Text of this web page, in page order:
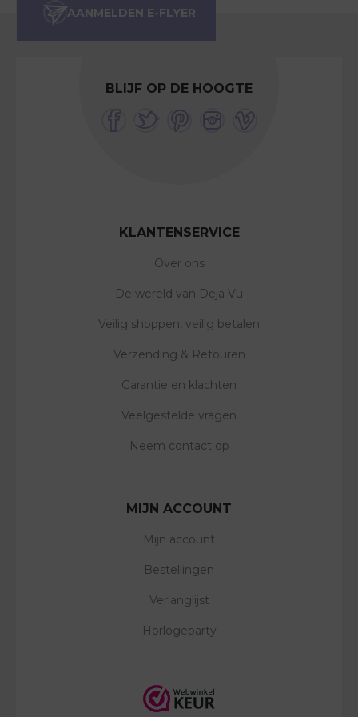
BLIJF OP DE HOOGTE
KLANTENSERVICE
Over ons
De wereld van Deja Vu
Veilig shoppen, veilig betalen
Verzending & Retouren
Garantie en klachten
Veelgestelde vragen
Neem contact op
MIJN ACCOUNT
Mijn account
Bestellingen
Verlanglijst
Horlogeparty